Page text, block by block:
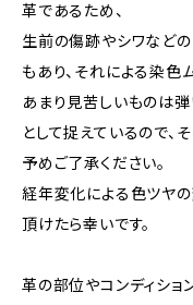
革であるため、
生前の傷跡やシワなど
もあり、それによる染色
あまり見苦しいものは
として捉えているので、
予めご了承ください。
経年変化による色ツヤ
頂けたら幸いです。
革の部位やコンディシ